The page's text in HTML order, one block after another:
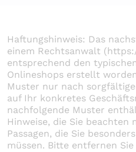
Haftungshinweis: Das
einem Rechtsanwalt (
entsprechend den
Onlineshops erstellt
Muster nur nach
auf Ihr konkretes
nachfolgende Muster
Hinweise, die Sie beachten
Passagen, die Sie
müssen. Bitte entfernen